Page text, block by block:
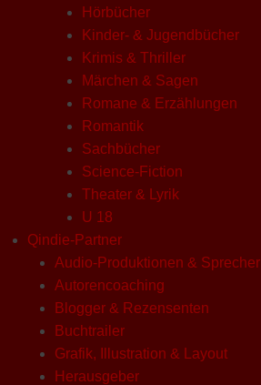
Hörbücher
Kinder- & Jugendbücher
Krimis & Thriller
Märchen & Sagen
Romane & Erzählungen
Romantik
Sachbücher
Science-Fiction
Theater & Lyrik
U 18
Qindie-Partner
Audio-Produktionen & Sprecher
Autorencoaching
Blogger & Rezensenten
Buchtrailer
Grafik, Illustration & Layout
Herausgeber